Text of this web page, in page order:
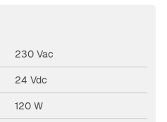
230 Vac
24 Vdc
120 W